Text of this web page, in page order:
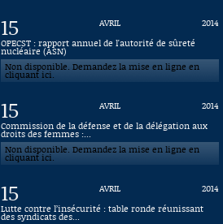
15 AVRIL
2014
OPECST : rapport annuel de l'autorité de sûreté
nucléaire (ASN)
Non disponible. Demandez la mise en ligne en
cliquant ici.
15 AVRIL
2014
Commission de la défense et de la délégation aux
droits des femmes :...
Non disponible. Demandez la mise en ligne en
cliquant ici.
15 AVRIL
2014
Lutte contre l’insécurité : table ronde réunissant
des syndicats des...